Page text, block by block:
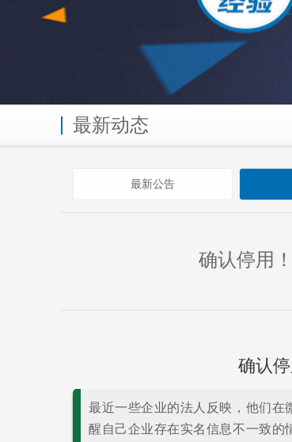
最新动态
最新公告
确认停用
确认停
最近一些企业的法人反映，他们在
醒自己企业存在实名信息不一致的